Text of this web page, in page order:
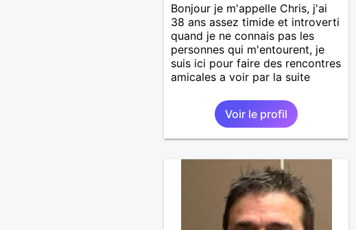
Bonjour je m'appelle Chris, j'ai
38 ans assez timide et introverti
quand je ne connais pas les
personnes qui m'entourent, je
suis ici pour faire des rencontres
amicales a voir par la suite
Voir le profil